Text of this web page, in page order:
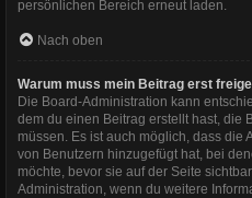
persönlichen Bereich erneut laden.
Nach oben
Warum muss mein Beitrag erst
Die Board-Administration kann
dem du einen Beitrag erstellt hast, die
müssen. Es ist auch möglich, dass die
von Benutzern hinzugefügt hat, bei
möchte, bevor sie auf der Seite
Administration, wenn du weitere